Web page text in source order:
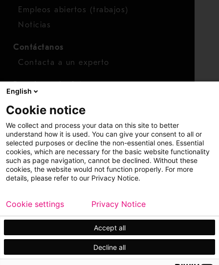
Empleos abiertos (trabajos)
Noticias
Contáctanos
Contacta a un experto
Finanzas
Acciones
Copyright © 2026 Metso
Mapa del sitio
Información legal
Privacidad Marca comercial
English
Cookie notice
We collect and process your data on this site to better
understand how it is used. You can give your consent to all or
selected purposes or decline the non-essential ones. Essential
cookies, which are necessary for the basic website functionality
such as page navigation, cannot be declined. Without these
cookies, the website would not function properly. For more
details, please refer to our Privacy Notice.
Accept all
Decline all
Cookie settings Privacy Notice